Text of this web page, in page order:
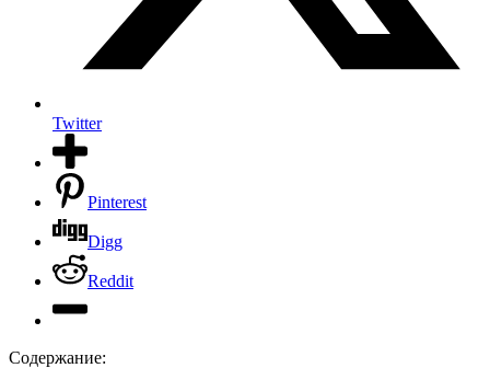
Twitter
Pinterest
Digg
Reddit
Содержание: